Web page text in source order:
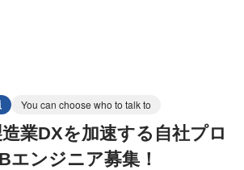
You can choose who to talk to
業DXを加速する自社プロ
エンジニア募集！